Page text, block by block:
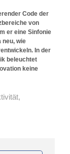
Code der
von
er eine Sinfonie
wie
In der
beleuchtet
keine
,